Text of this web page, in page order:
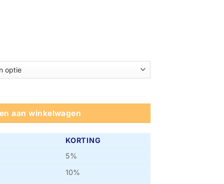
aan winkelwagen
KORTING
5%
10%